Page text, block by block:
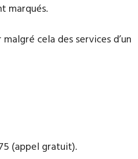
marqués.
cela des services d’un
(appel gratuit).